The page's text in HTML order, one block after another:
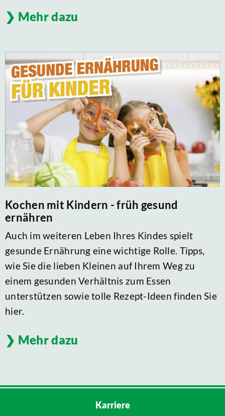
Mehr dazu
Kochen mit Kindern - früh gesund
ernähren
Auch im weiteren Leben Ihres Kindes spielt
gesunde Ernährung eine wichtige Rolle. Tipps,
wie Sie die lieben Kleinen auf Ihrem Weg zu
einem gesunden Verhältnis zum Essen
unterstützen sowie tolle Rezept-Ideen finden Sie
hier.
Mehr dazu
Karriere